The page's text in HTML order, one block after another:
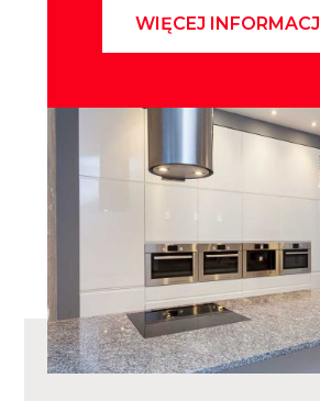
WIĘCEJ INFORMACJI